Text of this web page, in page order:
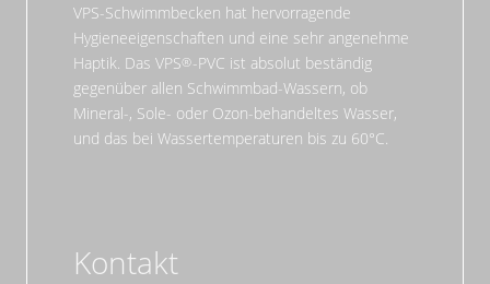
VPS-Schwimmbecken hat hervorragende
Hygieneeigenschaften und eine sehr angenehme
Haptik. Das VPS
-PVC ist absolut beständig
gegenüber allen Schwimmbad-Wassern, ob
Mineral-, Sole- oder Ozon-behandeltes Wasser,
und das bei Wassertemperaturen bis zu 60°C.
Kontakt